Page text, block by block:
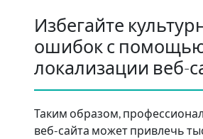
Избегайте
ошибок с
локализации веб-
Таким образом,
веб-сайта может привлечь